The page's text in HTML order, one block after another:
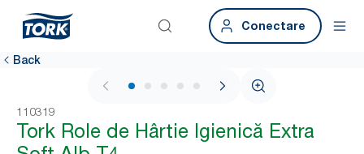
Conectare
Back
1 / 6
110319
Tork Role de Hârtie Igienică Extra